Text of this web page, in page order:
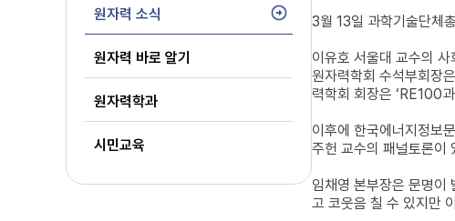
원자력 소식
원자력 바로 알기
원자력학과
시민교육
3월 13일 과학기술단체
이유호 서울대 교수의
원자력학회 수석부회장
력학회 회장은 ‘RE100
이후에 한국에너지정보
주헌 교수의 패널토론이
임채영 본부장은 문명이
고 코웃음 칠 수 있지만